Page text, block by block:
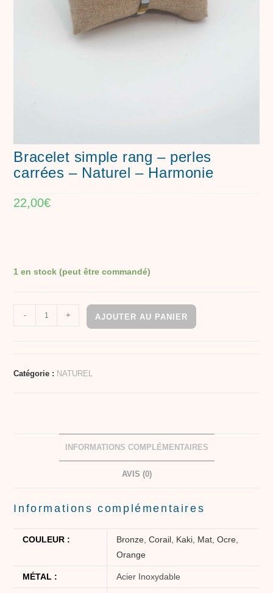
Bracelet simple rang – perles
carrées – Naturel – Harmonie
22,00€
1 en stock (peut être commandé)
- + AJOUTER AU PANIER
Catégorie : NATUREL
INFORMATIONS COMPLÉMENTAIRES
AVIS (0)
Informations complémentaires
COULEUR : Bronze ,Corail Kaki Mat ,Ocre
Orange
MÉTAL : Acier Inoxydable